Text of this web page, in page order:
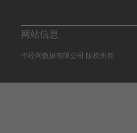
网站信息
中经网数据有限公司 版权所有